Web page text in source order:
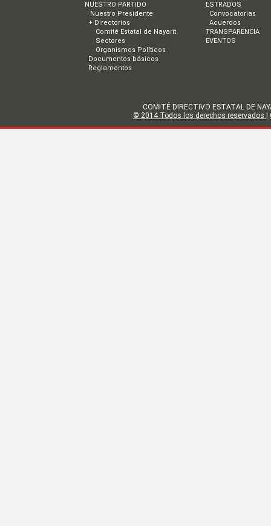
NUESTRO PARTIDO
Nuestro Presidente
+ Directorios
Comité Estatal de Nayarit
Sectores
Organismos Políticos
Documentos básicos
Reglamentos
ESTRADOS
Convocatorias
Acuerdos
TRANSPARENCIA
EVENTOS
COMITÉ DIRECTIVO ESTATAL DE
© 2014 Todos los derechos reservados